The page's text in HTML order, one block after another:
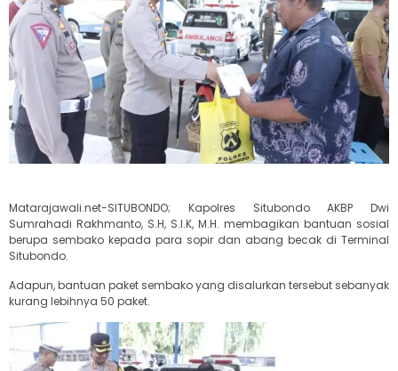
Matarajawali.net-SITUBONDO; Kapolres Situbondo AKBP Dwi
Sumrahadi Rakhmanto, S.H, S.I.K, M.H. membagikan bantuan sosial
berupa sembako kepada para sopir dan abang becak di Terminal
Situbondo.
Adapun, bantuan paket sembako yang disalurkan tersebut sebanyak
kurang lebihnya 50 paket.